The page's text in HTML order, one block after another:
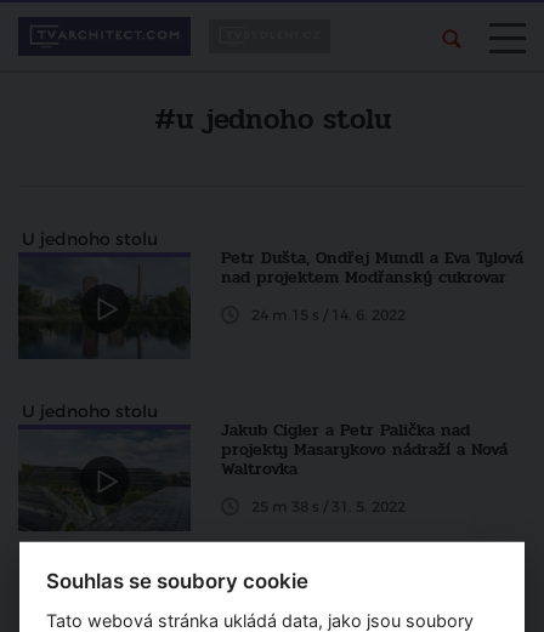
#u jednoho stolu
U jednoho stolu
Petr Dušta, Ondřej Mundl a Eva Tylová
nad projektem Modřanský cukrovar
24 m 15 s / 14. 6. 2022
U jednoho stolu
Jakub Cigler a Petr Palička nad
projekty Masarykovo nádraží a Nová
Waltrovka
25 m 38 s / 31. 5. 2022
Souhlas se soubory cookie
Tato webová stránka ukládá data, jako jsou soubory